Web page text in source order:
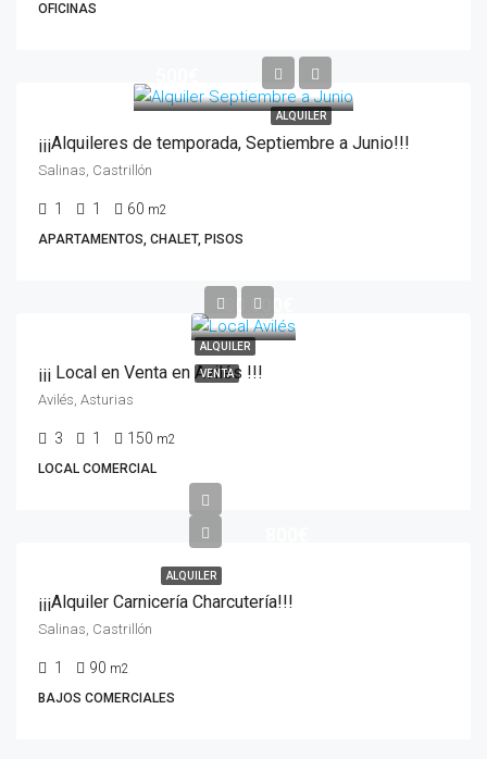
OFICINAS
ALQUILER
¡¡¡Alquileres de temporada, Septiembre a Junio!!!
Salinas, Castrillón
1 1 60 m2
APARTAMENTOS, CHALET, PISOS
ALQUILER
VENTA
180.000€
¡¡¡ Local en Venta en Avilés !!!
Avilés, Asturias
3 1 150 m2
LOCAL COMERCIAL
ALQUILER
¡¡¡Alquiler Carnicería Charcutería!!!
Salinas, Castrillón
1 90 m2
BAJOS COMERCIALES